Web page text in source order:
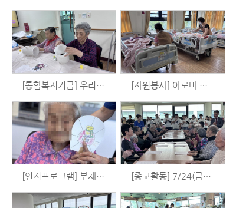
[통합복지기금] 우리는 시니어 예술가 시즌3 - 공예활동 (8/5) [자원봉사] 아로마 발마사지 (7/26)
[인지프로그램] 부채꾸미기 활동 (7/24) [종교활동] 7/24(금) 예배 (안산 동산교회 청년회)